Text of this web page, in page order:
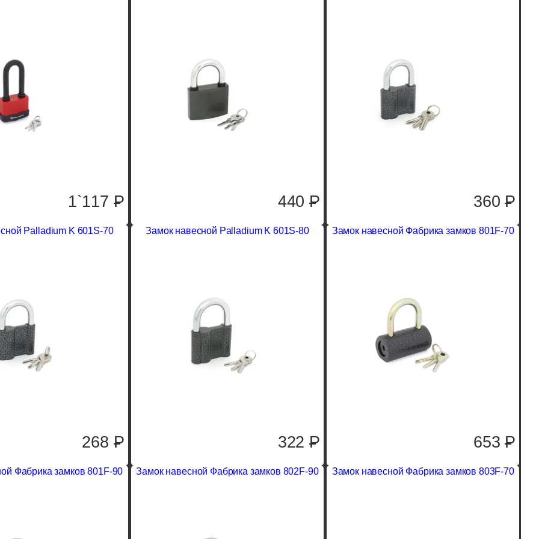
1`117 P 440P 360P
Palladium K 601S-70
268 P
Замок навесной Palladium K 601S-80
322P
Замок навесной Фабрика замков 801F-70
653P
Фабрика замков 801F-90 Замок навесной Фабрика замков 802F-90 Замок навесной Фабрика замков 803F-70